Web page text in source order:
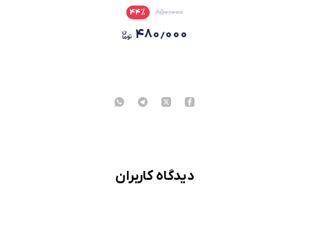
۸۵۰٫۰۰۰ ۴۴٪
۴۸۰٫۰۰۰
دیدگاه کاربران